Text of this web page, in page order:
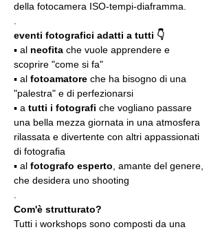
della fotocamera ISO-tempi-diaframma.
eventi fotografici adatti a tutti 👇
▪️ al neofita che vuole apprendere e
scoprire "come si fa"
▪️ al fotoamatore che ha bisogno di una
"palestra" e di perfezionarsi
▪️ a tutti i fotografi che vogliano passare
una bella mezza giornata in una atmosfera
rilassata e divertente con altri appassionati
di fotografia
▪️ al fotografo esperto , amante del genere,
che desidera uno shooting
Com'è strutturato?
Tutti i workshops sono composti da una